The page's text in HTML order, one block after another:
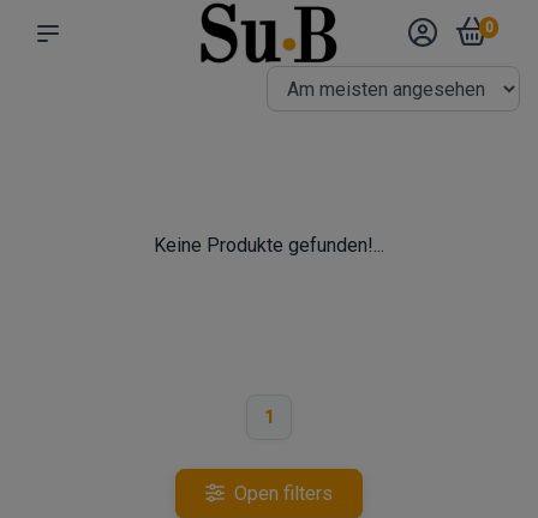
0
Keine Produkte gefunden!...
1
Open filters